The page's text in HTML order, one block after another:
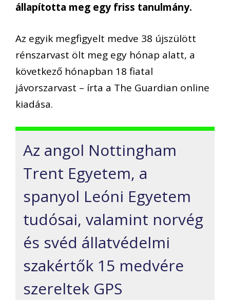
állapította meg egy friss tanulmány.
Az egyik megfigyelt medve 38 újszülött
rénszarvast ölt meg egy hónap alatt, a
következő hónapban 18 fiatal
jávorszarvast – írta a The Guardian online
kiadása.
Az angol Nottingham
Trent Egyetem, a
spanyol Leóni Egyetem
tudósai, valamint norvég
és svéd állatvédelmi
szakértők 15 medvére
szereltek GPS